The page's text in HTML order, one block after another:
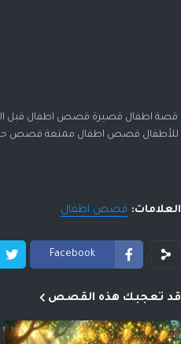
قصة اطفال قصيرة قصص اطفال قبل
للأطفال قصص اطفال ممتعة قصص
العلامات: قصص اطفال
Facebook
قد تعجبك هذه القصص